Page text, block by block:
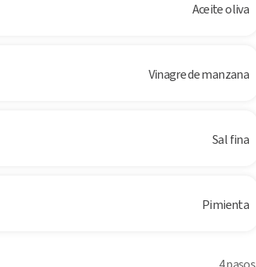
Aceite oliva
Vinagre de manzana
Sal fina
Pimienta